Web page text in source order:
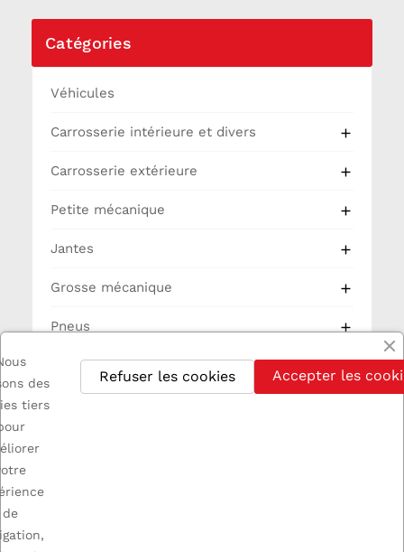
Catégories
Véhicules
Carrosserie intérieure et divers 
Carrosserie extérieure 
Petite mécanique 
Jantes 
Grosse mécanique 
Pneus 
Partie Cycle
INFORMATIONS
des
tiers
de
Accepter les
Refuser les cookies